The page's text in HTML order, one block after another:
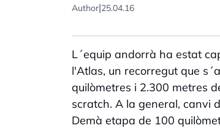
Author|25.04.16
L´equip andorrà ha estat
l'Atlas, un recorregut que
quilòmetres i 2.300 metres
scratch. A la general, canvi
Demà etapa de 100